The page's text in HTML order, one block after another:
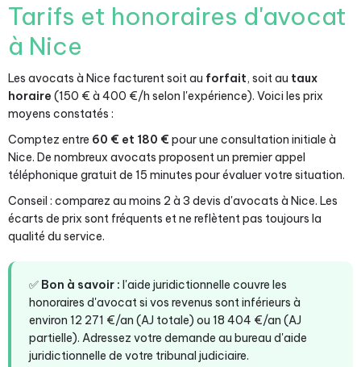
Tarifs et honoraires d'avocat
à Nice
Les avocats à Nice facturent soit au forfait, soit au taux
horaire (150 € à 400 €/h selon l'expérience). Voici les prix
moyens constatés :
Comptez entre 60 € et 180 € pour une consultation initiale à
Nice. De nombreux avocats proposent un premier appel
téléphonique gratuit de 15 minutes pour évaluer votre situation.
Conseil : comparez au moins 2 à 3 devis d'avocats à Nice. Les
écarts de prix sont fréquents et ne reflètent pas toujours la
qualité du service.
✅ Bon à savoir : l'aide juridictionnelle couvre les
honoraires d'avocat si vos revenus sont inférieurs à
environ 12 271 €/an (AJ totale) ou 18 404 €/an (AJ
partielle). Adressez votre demande au bureau d'aide
juridictionnelle de votre tribunal judiciaire.